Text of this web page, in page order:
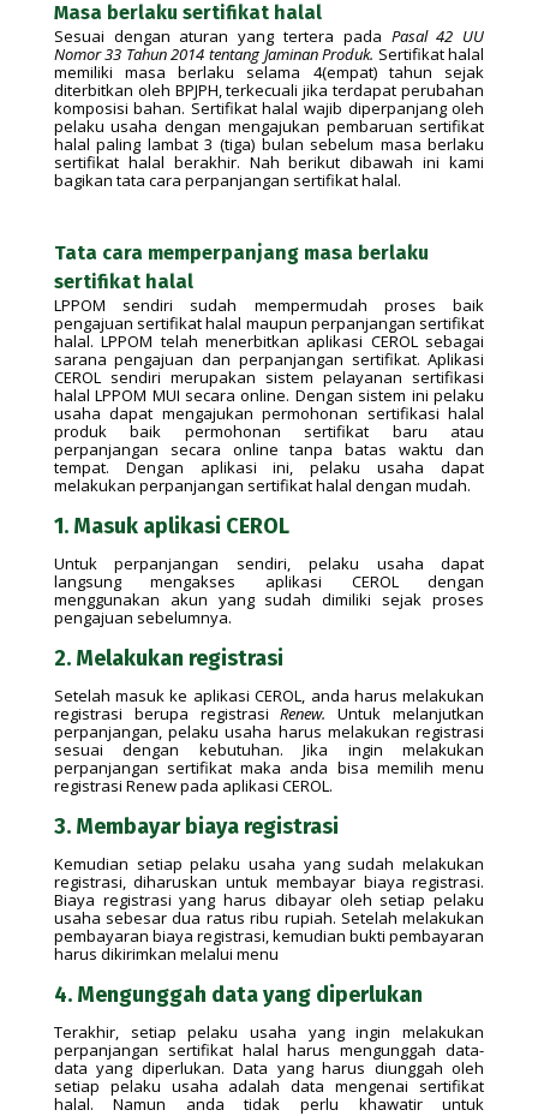
Masa berlaku sertifikat halal
Sesuai dengan aturan yang tertera pada Pasal 42 UU
Nomor 33 Tahun 2014 tentang Jaminan Produk. Sertifikat halal
memiliki masa berlaku selama 4(empat) tahun sejak
diterbitkan oleh BPJPH, terkecuali jika terdapat perubahan
komposisi bahan. Sertifikat halal wajib diperpanjang oleh
pelaku usaha dengan mengajukan pembaruan sertifikat
halal paling lambat 3 (tiga) bulan sebelum masa berlaku
sertifikat halal berakhir. Nah berikut dibawah ini kami
bagikan tata cara perpanjangan sertifikat halal.
Tata cara memperpanjang masa berlaku
sertifikat halal
LPPOM sendiri sudah mempermudah proses baik
pengajuan sertifikat halal maupun perpanjangan sertifikat
halal. LPPOM telah menerbitkan aplikasi CEROL sebagai
sarana pengajuan dan perpanjangan sertifikat. Aplikasi
CEROL sendiri merupakan sistem pelayanan sertifikasi
halal LPPOM MUI secara online. Dengan sistem ini pelaku
usaha dapat mengajukan permohonan sertifikasi halal
produk baik permohonan sertifikat baru atau
perpanjangan secara online tanpa batas waktu dan
tempat. Dengan aplikasi ini, pelaku usaha dapat
melakukan perpanjangan sertifikat halal dengan mudah.
1. Masuk aplikasi CEROL
Untuk perpanjangan sendiri, pelaku usaha dapat
langsung mengakses aplikasi CEROL dengan
menggunakan akun yang sudah dimiliki sejak proses
pengajuan sebelumnya.
2. Melakukan registrasi
Setelah masuk ke aplikasi CEROL, anda harus melakukan
registrasi berupa registrasiRenew.Untuk melanjutkan
perpanjangan, pelaku usaha harus melakukan registrasi
sesuai dengan kebutuhan. Jika ingin melakukan
perpanjangan sertifikat maka anda bisa memilih menu
registrasi Renew pada aplikasi CEROL.
3. Membayar biaya registrasi
Kemudian setiap pelaku usaha yang sudah melakukan
registrasi, diharuskan untuk membayar biaya registrasi.
Biaya registrasi yang harus dibayar oleh setiap pelaku
usaha sebesar dua ratus ribu rupiah. Setelah melakukan
pembayaran biaya registrasi, kemudian bukti pembayaran
harus dikirimkan melalui menu
4. Mengunggah data yang diperlukan
Terakhir, setiap pelaku usaha yang ingin melakukan
perpanjangan sertifikat halal harus mengunggah data-
data yang diperlukan. Data yang harus diunggah oleh
setiap pelaku usaha adalah data mengenai sertifikat
halal. Namun anda tidak perlu khawatir untuk